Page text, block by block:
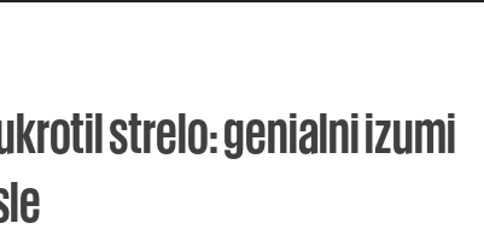
ukrotil strelo: genialni izumi